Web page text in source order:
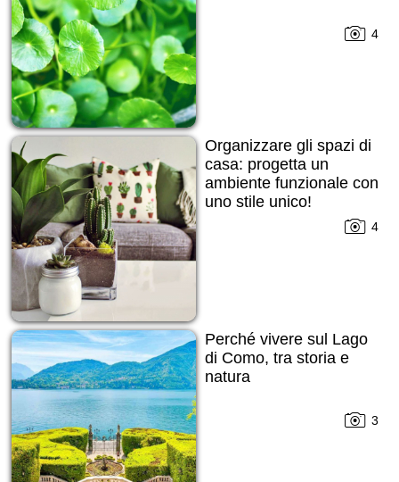
4
Organizzare gli spazi di
casa: progetta un
ambiente funzionale con
uno stile unico!
4
Perché vivere sul Lago
di Como, tra storia e
natura
3